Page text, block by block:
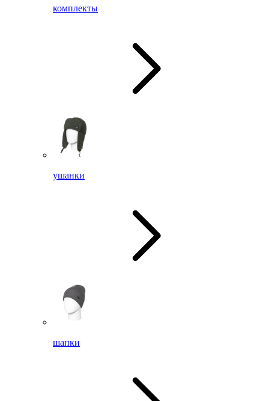
комплекты
ушанки
шапки